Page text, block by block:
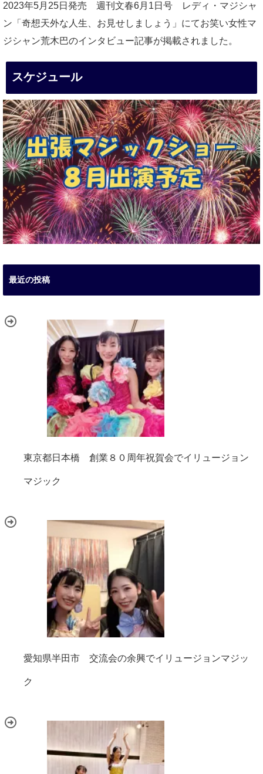
2023年5月25日発売 週刊文春6月1日号 レディ・マジシャ
ン「奇想天外な人生、お見せしましょう」にてお笑い女性マ
ジシャン荒木巴のインタビュー記事が掲載されました。
スケジュール
最近の投稿
東京都日本橋 創業８０周年祝賀会でイリュージョン
マジック
愛知県半田市 交流会の余興でイリュージョンマジッ
ク